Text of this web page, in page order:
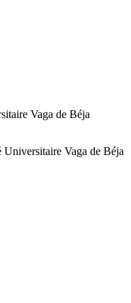
Vaga de Béja
Vaga de Béja